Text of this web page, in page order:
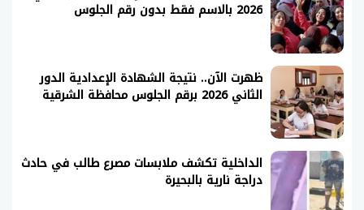
2026 بالاسم فقط بدون رقم الجلوس
ظهرت الآن.. نتيجة الشهادة الإعدادية الدور
الثاني 2026 برقم الجلوس محافظة الشرقية
الداخلية تكشف ملابسات مصرع طالب في حادث
دراجة نارية بالبحيرة